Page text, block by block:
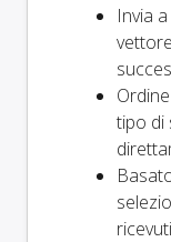
Invia
tipo di
ricevuti